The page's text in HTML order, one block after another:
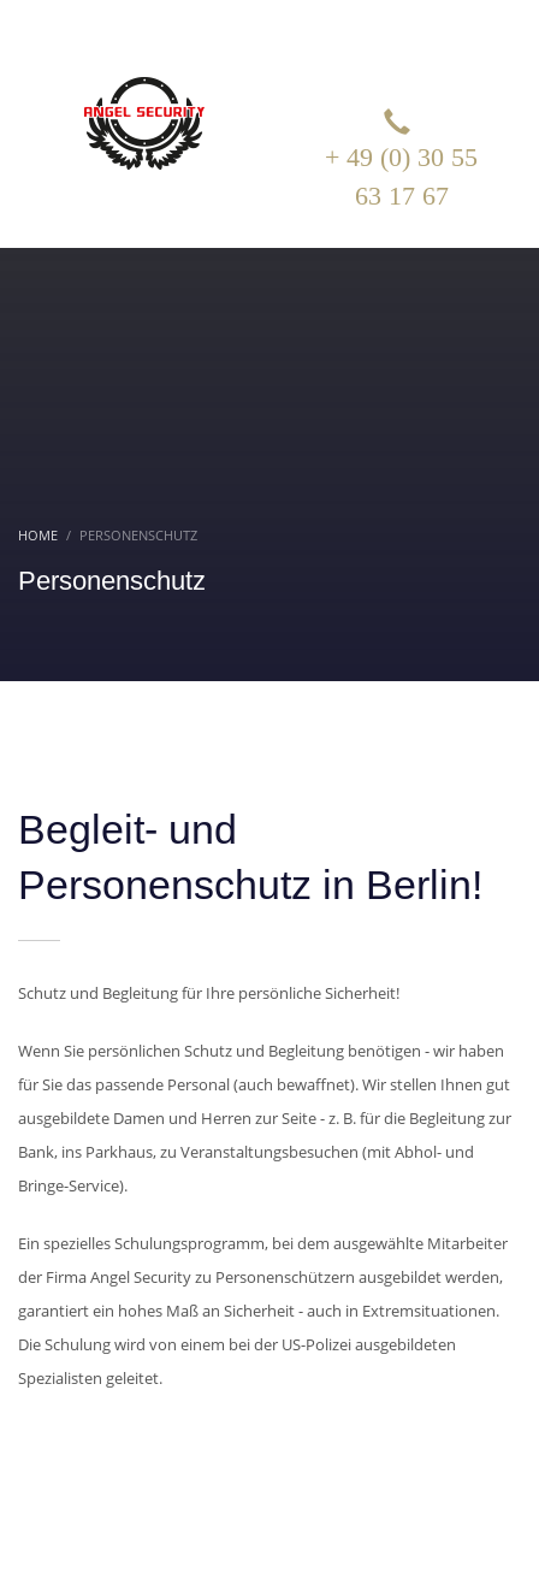
+ 49 (0) 30 55
63 17 67
HOME PERSONENSCHUTZ
Personenschutz
Begleit- und
Personenschutz in Berlin!
Schutz und Begleitung für Ihre persönliche Sicherheit!
Wenn Sie persönlichen Schutz und Begleitung benötigen - wir haben
für Sie das passende Personal (auch bewaffnet). Wir stellen Ihnen gut
ausgebildete Damen und Herren zur Seite - z. B. für die Begleitung zur
Bank, ins Parkhaus, zu Veranstaltungsbesuchen (mit Abhol- und
Bringe-Service).
Ein spezielles Schulungsprogramm, bei dem ausgewählte Mitarbeiter
der Firma Angel Security zu Personenschützern ausgebildet werden,
garantiert ein hohes Maß an Sicherheit - auch in Extremsituationen.
Die Schulung wird von einem bei der US-Polizei ausgebildeten
Spezialisten geleitet.